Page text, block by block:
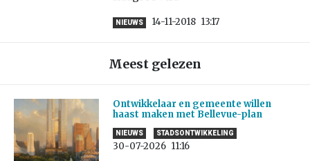
NIEUWS 14-11-2018 13:17
Meest gelezen
Ontwikkelaar en gemeente willen
haast maken met Bellevue-plan
NIEUWS STADSONTWIKKELING
30-07-2026 11:16